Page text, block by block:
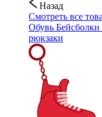
Назад
Смотреть все
Обувь Бейсболки
рюкзаки